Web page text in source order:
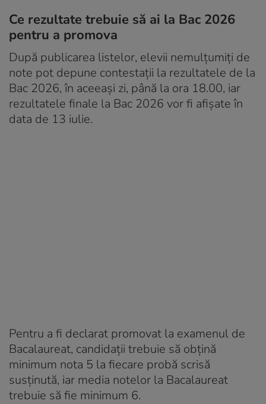
Ce rezultate trebuie să ai la Bac 2026
pentru a promova
După publicarea listelor, elevii nemulțumiți de
note pot depune contestații la rezultatele de la
Bac 2026, în aceeași zi, până la ora 18.00, iar
rezultatele finale la Bac 2026 vor fi afișate în
data de 13 iulie.
Pentru a fi declarat promovat la examenul de
Bacalaureat, candidații trebuie să obțină
minimum nota 5 la fiecare probă scrisă
susținută, iar media notelor la Bacalaureat
trebuie să fie minimum 6.